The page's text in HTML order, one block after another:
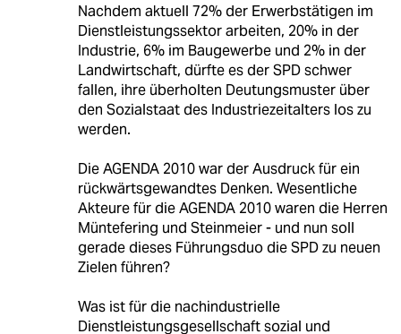
Nachdem aktuell 72% der Erwerbstätigen im
Dienstleistungssektor arbeiten, 20% in der
Industrie, 6% im Baugewerbe und 2% in der
Landwirtschaft, dürfte es der SPD schwer
fallen, ihre überholten Deutungsmuster über
den Sozialstaat des Industriezeitalters los zu
werden.
Die AGENDA 2010 war der Ausdruck für ein
rückwärtsgewandtes Denken. Wesentliche
Akteure für die AGENDA 2010 waren die Herren
Müntefering und Steinmeier - und nun soll
gerade dieses Führungsduo die SPD zu neuen
Zielen führen?
Was ist für die nachindustrielle
Dienstleistungsgesellschaft sozial und